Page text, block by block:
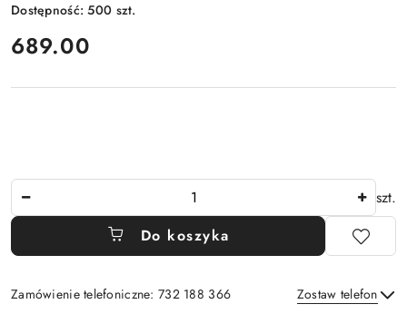
Dostępność:500 szt.
cena:
689.00
szt.
Do koszyka
Zamówienie telefoniczne: 732 188 366 Zostaw telefon